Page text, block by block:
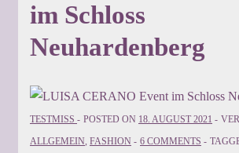
im Schloss
Neuhardenberg
TESTMISS POSTED ON 18. AUGUST 2021
ALLGEMEIN FASHION 6 COMMENTS